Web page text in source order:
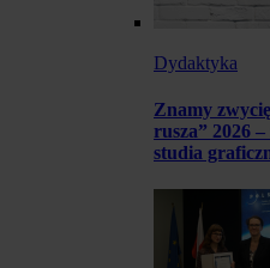
Dydaktyka
Znamy
rusza” 2026
studia